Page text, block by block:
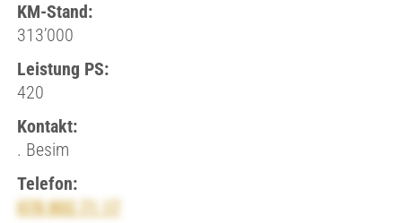
KM-Stand:
313’000
Leistung PS:
420
Kontakt:
. Besim
Telefon:
078 802 71 17